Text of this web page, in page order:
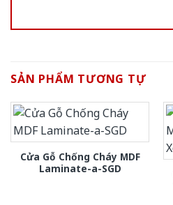
SẢN PHẨM TƯƠNG TỰ
Cửa Gỗ Chống Cháy MDF
Laminate-a-SGD